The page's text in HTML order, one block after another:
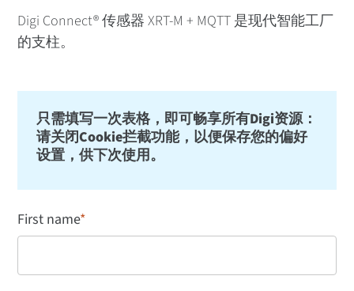
Digi Connect® 传感器 XRT-M + MQTT 是现代智能工厂
的支柱。
只需填写一次表格，即可畅享所有Digi资源：
请关闭Cookie拦截功能，以便保存您的偏好
设置，供下次使用。
First name*